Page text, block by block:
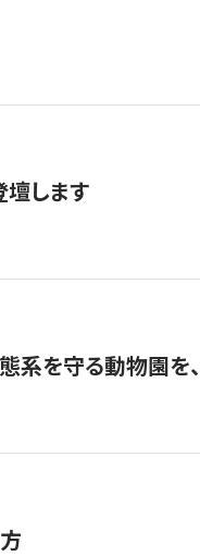
壇します
系を守る動物園を